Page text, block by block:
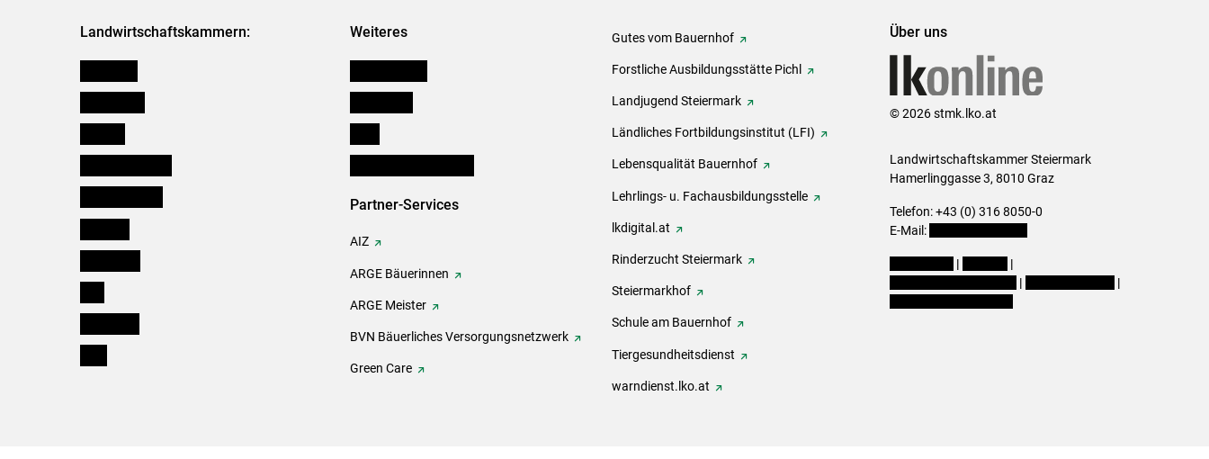
Landwirtschaftskammern: Weiteres
Partner-Services
AIZ
ARGE Bäuerinnen
ARGE Meister
BVN Bäuerliches Versorgungsnetzwerk
Green Care
Gutes vom Bauernhof
Forstliche Ausbildungsstätte Pichl
Landjugend Steiermark
Ländliches Fortbildungsinstitut (LFI)
Lebensqualität Bauernhof
Lehrlings- u. Fachausbildungsstelle
lkdigital.at
Rinderzucht Steiermark
Steiermarkhof
Schule am Bauernhof
Tiergesundheitsdienst
warndienst.lko.at
Über uns
© 2026 stmk.lko.at
Landwirtschaftskammer Steiermark
Hamerlinggasse 3, 8010 Graz
Telefon: +43 (0) 316 8050-0
E-Mail:
|
|
|
|